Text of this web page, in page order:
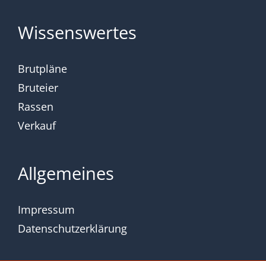
Wissenswertes
Brutpläne
Bruteier
Rassen
Verkauf
Allgemeines
Impressum
Datenschutzerklärung